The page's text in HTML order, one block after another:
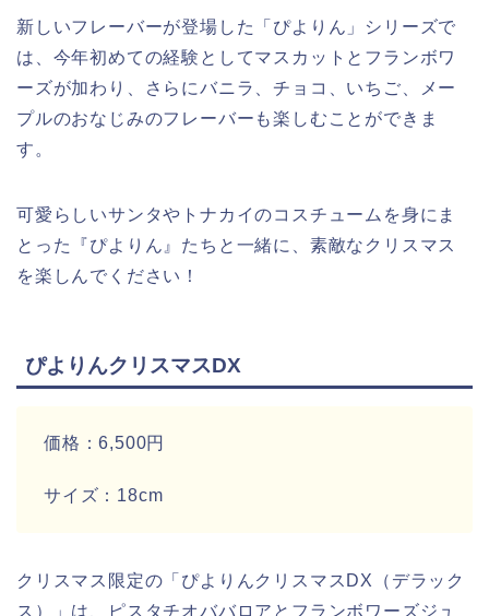
新しいフレーバーが登場した「ぴよりん」シリーズで
は、今年初めての経験としてマスカットとフランボワ
ーズが加わり、さらにバニラ、チョコ、いちご、メー
プルのおなじみのフレーバーも楽しむことができま
す。
可愛らしいサンタやトナカイのコスチュームを身にま
とった『ぴよりん』たちと一緒に、素敵なクリスマス
を楽しんでください！
ぴよりんクリスマスDX
価格：6,500円
サイズ：18cm
クリスマス限定の「ぴよりんクリスマスDX（デラック
ス）」は、ピスタチオババロアとフランボワーズジュ